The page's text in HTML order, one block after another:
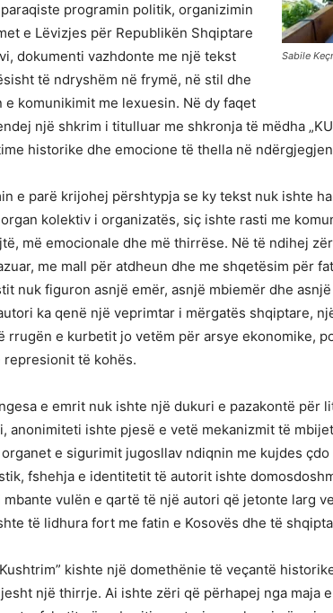
Sabile
programin politik, organizimin
e Lëvizjes për Republikën Shqiptare
dokumenti vazhdonte me një tekst
të ndryshëm në frymë, në stil dhe
e komunikimit me lexuesin. Në dy faqet
një shkrim i titulluar me shkronja të mëdha
historike dhe emocione të thella në
e parë krijohej përshtypja se ky tekst nuk ishte
kolektiv i organizatës, siç ishte rasti me
më emocionale dhe më thirrëse. Në të ndihej
me mall për atdheun dhe me shqetësim për
nuk figuron asnjë emër, asnjë mbiemër dhe
ka qenë një veprimtar i mërgatës shqiptare,
rrugën e kurbetit jo vetëm për arsye ekonomike,
represionit të kohës.
e emrit nuk ishte një dukuri e pazakontë për
anonimiteti ishte pjesë e vetë mekanizmit të
e sigurimit jugosllav ndiqnin me kujdes
fshehja e identitetit të autorit ishte
mbante vulën e qartë të një autori që jetonte larg
të lidhura fort me fatin e Kosovës dhe të
kishte një domethënie të veçantë
një thirrje. Ai ishte zëri që përhapej nga maja